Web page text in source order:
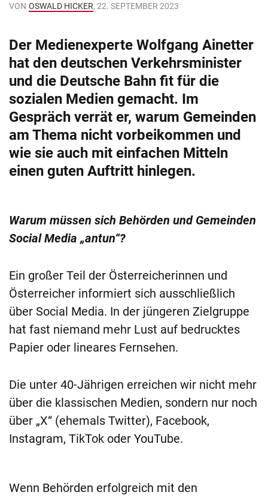
VON OSWALD HICKER, 22. SEPTEMBER 2023
Der Medienexperte Wolfgang Ainetter
hat den deutschen Verkehrsminister
und die Deutsche Bahn fit für die
sozialen Medien gemacht. Im
Gespräch verrät er, warum Gemeinden
am Thema nicht vorbeikommen und
wie sie auch mit einfachen Mitteln
einen guten Auftritt hinlegen.
Warum müssen sich Behörden und Gemeinden
Social Media „antun“?
Ein großer Teil der Österreicherinnen und
Österreicher informiert sich ausschließlich
über Social Media. In der jüngeren Zielgruppe
hat fast niemand mehr Lust auf bedrucktes
Papier oder lineares Fernsehen.
Die unter 40-Jährigen erreichen wir nicht mehr
über die klassischen Medien, sondern nur noch
über „X“ (ehemals Twitter), Facebook,
Instagram, TikTok oder YouTube.
Wenn Behörden erfolgreich mit den